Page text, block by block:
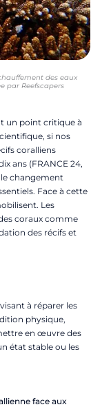
des eaux
par Reefscapers
un point critique à
si nos
coralliens
ans (FRANCE 24,
le changement
Face à cette
Les
coraux comme
des récifs et
à réparer les
physique,
en œuvre des
état stable ou les
face aux